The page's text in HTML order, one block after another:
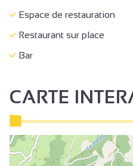
Espace de restauration
Restaurant sur place
Bar
CARTE